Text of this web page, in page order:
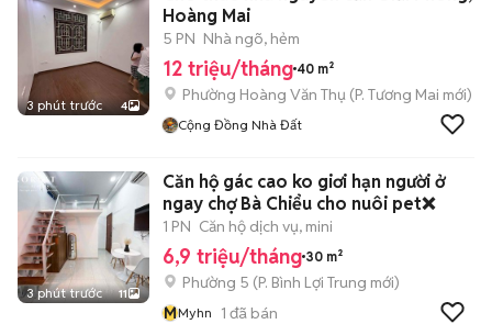
3 phút trước 4
Hoàng Mai
5 PN Nhà ngõ, hẻm
12 triệu/tháng 40 m²
Phường Hoàng Văn Thụ (P. Tương Mai mới)
Cộng Đồng Nhà Đất
3 phút trước 11
Căn hộ gác cao ko giơi hạn người ở
ngay chợ Bà Chiểu cho nuôi pet❌
1 PN Căn hộ dịch vụ, mini
6,9 triệu/tháng 30 m²
Phường 5 (P. Bình Lợi Trung mới)
MMyhn 1 đã bán